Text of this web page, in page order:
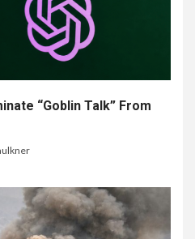
“Goblin Talk” From